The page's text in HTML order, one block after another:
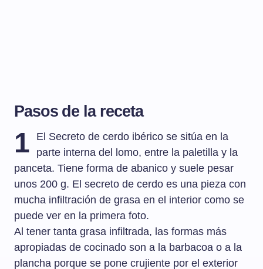
Pasos de la receta
1
El Secreto de cerdo ibérico se sitúa en la
parte interna del lomo, entre la paletilla y la
panceta. Tiene forma de abanico y suele pesar
unos 200 g. El secreto de cerdo es una pieza con
mucha infiltración de grasa en el interior como se
puede ver en la primera foto.
Al tener tanta grasa infiltrada, las formas más
apropiadas de cocinado son a la barbacoa o a la
plancha porque se pone crujiente por el exterior